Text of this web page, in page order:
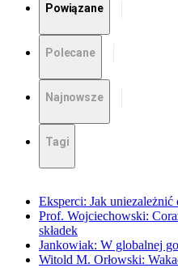
Powiązane
Polecane
Najnowsze
Tagi
Eksperci: Jak uniezależnić
Prof. Wojciechowski:
składek
Jankowiak: W globalnej
Witold M. Orłowski: